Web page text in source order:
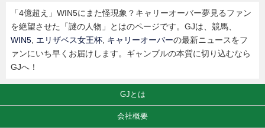
「4億超え」WIN5にまた怪現象？キャリーオーバー夢見るファン
を絶望させた「謎の人物」とはのページです。GJは、競馬、
WIN5 エリザベス女王杯 キャリーオーバーの最新ニュースをフ
ァンにいち早くお届けします。ギャンブルの本質に切り込むなら
GJへ！
GJとは
会社概要